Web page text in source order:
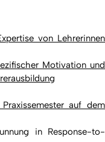
von Lehrerinnen
Motivation und
auf dem
in Response-to-